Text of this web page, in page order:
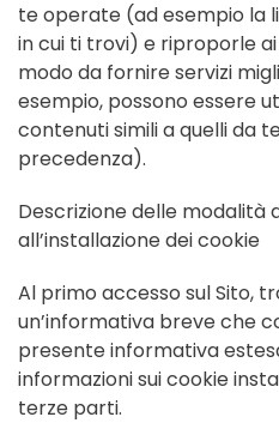
te operate (ad esempio la
in cui ti trovi) e riproporle
modo da fornire servizi
esempio, possono essere
contenuti simili a quelli da
precedenza).
Descrizione delle modalità
all’installazione dei cookie
Al primo accesso sul Sito,
un’informativa breve che
presente informativa
informazioni sui cookie
terze parti.